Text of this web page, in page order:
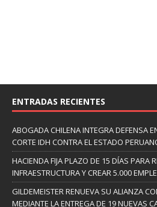
ENTRADAS RECIENTES
ABOGADA CHILENA INTEGRA DEFENSA
CORTE IDH CONTRA EL ESTADO
HACIENDA FIJA PLAZO DE 15 DÍAS PARA
INFRAESTRUCTURA Y CREAR 5.000
GILDEMEISTER RENUEVA SU ALIANZA
MEDIANTE LA ENTREGA DE 19 NUEVAS